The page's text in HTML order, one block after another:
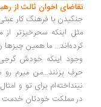
اخوان ثالث از رهبر
با فرهنگ کار عبثی است...
اینکه سحرخیزتر از ما
ما همین چیزها را
اینکه خودش گرجی
بزنند...من میرم رو
برای تو و امثال تو
مملکت خودتان خدمت کنید...